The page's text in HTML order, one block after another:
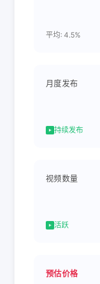
平均: 4.5%
月度发布
持续发布
视频数量
活跃
预估价格